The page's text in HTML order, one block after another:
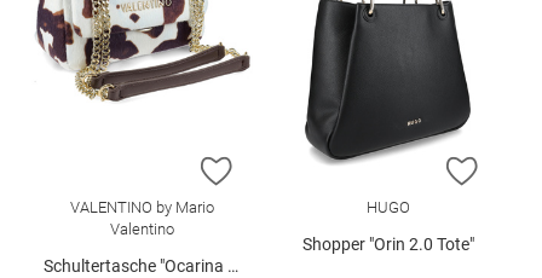
ZUR WUNSCHLISTE HINZUFÜGEN
VALENTINO by Mario
Valentino
Schultertasche "Ocarina Winter"
ZUR
HUGO
Shopper "Orin 2.0 Tote"